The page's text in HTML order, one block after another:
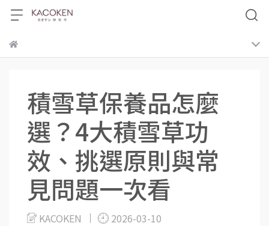
積雪草保養品怎麼
選？4大積雪草功
效、挑選原則與常
見問題一次看
KACOKEN 2026-03-10